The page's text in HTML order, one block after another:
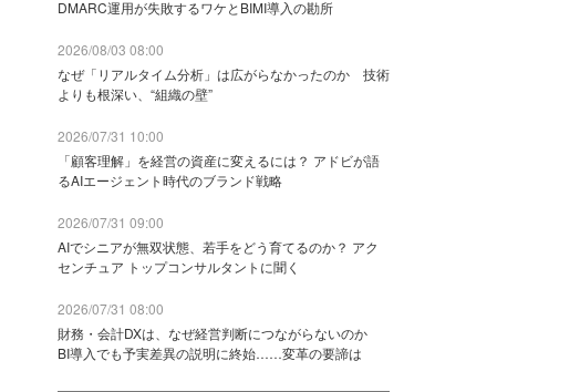
DMARC運用が失敗するワケとBIMI導入の勘所
2026/08/03 08:00
なぜ「リアルタイム分析」は広がらなかったのか 技術
よりも根深い、“組織の壁”
2026/07/31 10:00
「顧客理解」を経営の資産に変えるには？ アドビが語
るAIエージェント時代のブランド戦略
2026/07/31 09:00
AIでシニアが無双状態、若手をどう育てるのか？ アク
センチュア トップコンサルタントに聞く
2026/07/31 08:00
財務・会計DXは、なぜ経営判断につながらないのか
BI導入でも予実差異の説明に終始……変革の要諦は